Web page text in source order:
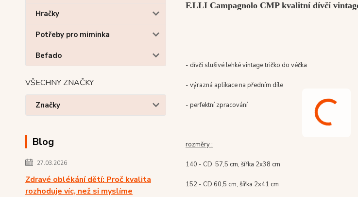
Hračky
Potřeby pro miminka
Befado
VŠECHNY ZNAČKY
Značky
Blog
27.03.2026
Zdravé oblékání dětí: Proč kvalita
rozhoduje víc, než si myslíme
F.LLI Campagnolo CMP kvalitní dívčí
- dívčí slušivé lehké vintage tričko do véčka
- výrazná aplikace na předním díle
- perfektní zpracování
rozměry :
140 - CD 57,5 cm, šířka 2x38 cm
152 - CD 60,5 cm, šířka 2x41 cm